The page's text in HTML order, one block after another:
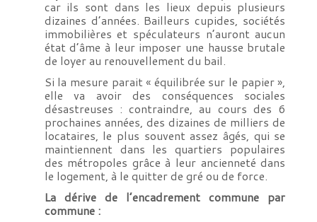
car ils sont dans les lieux depuis plusieurs
dizaines d’années. Bailleurs cupides, sociétés
immobilières et spéculateurs n’auront aucun
état d’âme à leur imposer une hausse brutale
de loyer au renouvellement du bail.
Si la mesure parait « équilibrée sur le papier »,
elle va avoir des conséquences sociales
désastreuses : contraindre, au cours des 6
prochaines années, des dizaines de milliers de
locataires, le plus souvent assez âgés, qui se
maintiennent dans les quartiers populaires
des métropoles grâce à leur ancienneté dans
le logement, à le quitter de gré ou de force.
La dérive de l’encadrement commune par
commune :